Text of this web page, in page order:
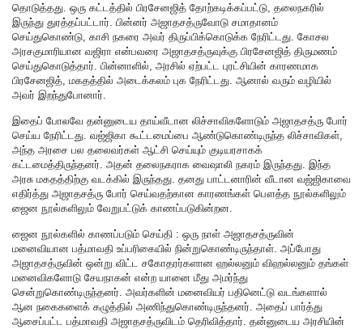
தொடுத்தது. ஒரு கட்டத்தில் பிரசேனஜித் தோற்கடிக்கப்பட்டு, தலைநகரில்
இருந்து துரத்தப்பட்டார். பின்னர் அஜாதசத்ருவோடு சமாதானம்
செய்துகொண்டு, காசி நகரை அவர் திருப்பிக்கொடுக்க நேரிட்டது. கோசல
அரசகுமாரியான வஜிரா என்பவரை அஜாதசத்ருவுக்கு பிரசேனஜித் திருமணம்
செய்துகொடுத்தார். பின்னாளில், அரசில் ஏற்பட்ட புரட்சியின் காரணமாக
பிரசேனஜித், மகதத்தில் அடைக்கலம் புக நேரிட்டது. ஆனால் வரும் வழியில்
அவர் இறந்துபோனார்.
இதைப் போலவே தன்னுடைய தாய்வீடான லிச்சாவிகளோடும் அஜாதசத்ரு போர்
செய்ய நேரிட்டது. வஜ்ஜிகா கூட்டமைப்பை ஆண்டுகொண்டிருந்த லிச்சாவிகள்,
அந்த அரசை பல தலைவர்கள் ஆட்சி செய்யும் குடியரசாகக்
கட்டமைத்திருந்தனர். அதன் தலைநகராக வைஷாலி நகரம் இருந்தது. இந்த
அரசு மகதத்திற்கு வடக்கில் இருந்தது. தனது பாட்டனாரின் வீடான வஜ்ஜிகாவை
எதிர்த்து அஜாதசத்ரு போர் செய்வதற்கான காரணங்கள் பௌத்த நூல்களிலும்
ஜைன நூல்களிலும் வேறுபட்டுக் காணப்படுகின்றன.
ஜைன நூல்களில் காணப்படும் செய்தி : ஒரு நாள் அஜாதசத்ருவின்
மனைவியான பத்மாவதி உப்பரிகையில் நின்றுகொண்டிருந்தாள். அப்போது
அஜாதசத்ருவின் ஒன்று விட்ட சகோதரர்களான ஹல்லனும் விஹல்லனும் தங்கள்
மனைவிகளோடு சேயநாகன் என்ற யானை மீது அமர்ந்து
சென்றுகொண்டிருந்தனர். அவர்களின் மனைவியர் பதினெட்டு வடங்களால்
ஆன நகைகளைக் கழுத்தில் அணிந்துகொண்டிருந்தனர். அதைப் பார்த்து
ஆசைப்பட்ட பத்மாவதி அஜாதசத்ருவிடம் தெரிவித்தார். தன்னுடைய அரசியின்